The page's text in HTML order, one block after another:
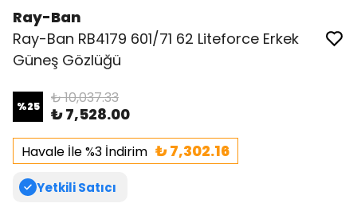
Ray-Ban
Ray-Ban RB4179 601/71 62 Liteforce Erkek
Güneş Gözlüğü
%25 ₺ 10,037.33
₺ 7,528.00
Havale İle %3 İndirim ₺ 7,302.16
Yetkili Satıcı